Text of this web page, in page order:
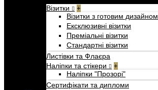
Візитки +
Візитки з готовим дизайном
Ексклюзивні візитки
Преміальні візитки
Стандартні візитки
Листівки та Флаєра
Наліпки та стікери
+
Наліпки "Прозорі"
Сертифікати та дипломи